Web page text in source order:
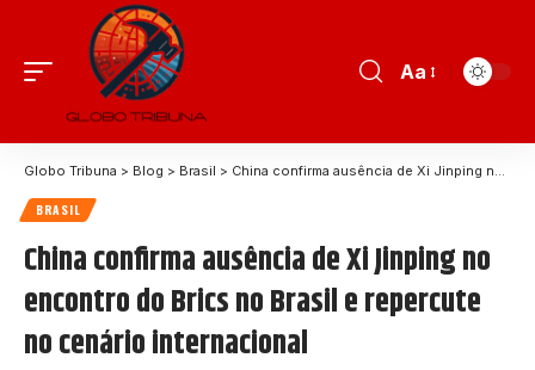
Aa
Globo Tribuna > Blog > Brasil > China confirma ausência de Xi Jinping no encontro do Brics no Brasil e repercute no cenário internacional
BRASIL
China confirma ausência de Xi Jinping no
encontro do Brics no Brasil e repercute
no cenário internacional